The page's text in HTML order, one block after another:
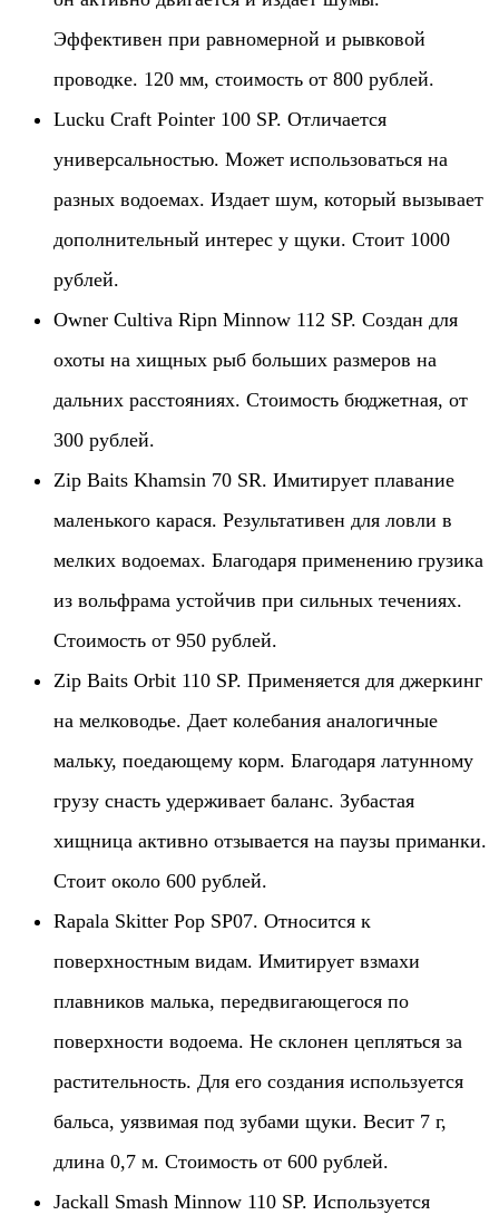
Эффективен при равномерной и рывковой
проводке. 120 мм, стоимость от 800 рублей.
Lucku Craft Pointer 100 SP. Отличается
универсальностью. Может использоваться на
разных водоемах. Издает шум, который вызывает
дополнительный интерес у щуки. Стоит 1000
рублей.
Owner Cultiva Ripn Minnow 112 SP. Создан для
охоты на хищных рыб больших размеров на
дальних расстояниях. Стоимость бюджетная, от
300 рублей.
Zip Baits Khamsin 70 SR. Имитирует плавание
маленького карася. Результативен для ловли в
мелких водоемах. Благодаря применению грузика
из вольфрама устойчив при сильных течениях.
Стоимость от 950 рублей.
Zip Baits Orbit 110 SP. Применяется для джеркинг
на мелководье. Дает колебания аналогичные
мальку, поедающему корм. Благодаря латунному
грузу снасть удерживает баланс. Зубастая
хищница активно отзывается на паузы приманки.
Стоит около 600 рублей.
Rapala Skitter Pop SP07. Относится к
поверхностным видам. Имитирует взмахи
плавников малька, передвигающегося по
поверхности водоема. Не склонен цепляться за
растительность. Для его создания используется
бальса, уязвимая под зубами щуки. Весит 7 г,
длина 0,7 м. Стоимость от 600 рублей.
Jackall Smash Minnow 110 SP. Используется